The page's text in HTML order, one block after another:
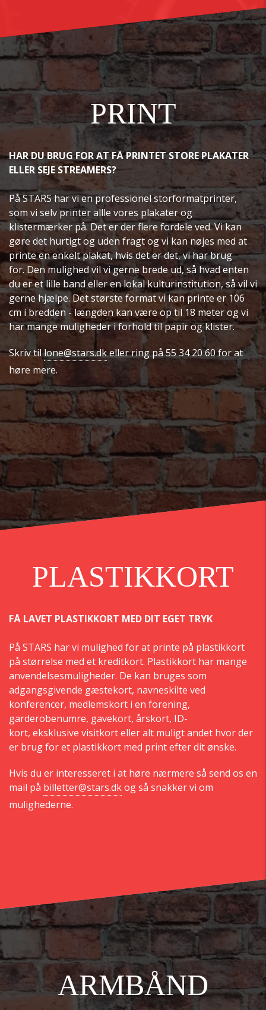
PRINT
HAR DU BRUG FOR AT FÅ PRINTET STORE PLAKATER
ELLER SEJE STREAMERS?
På STARS har vi en professionel storformatprinter,
som vi selv printer allle vores plakater og
klistermærker på. Det er der flere fordele ved. Vi kan
gøre det hurtigt og uden fragt og vi kan nøjes med at
printe en enkelt plakat, hvis det er det, vi har brug
for.Den mulighed vil vi gerne brede ud, så hvad enten
du er et lille band eller en lokal kulturinstitution, så vil vi
gerne hjælpe.Det største format vi kan printe er 106
cm i bredden - længden kan være op til 18 meter og vi
har mange muligheder i forhold til papir og klister.
Skriv tillone@stars.dkeller ring på 55 34 20 60 for at
høre mere.
PLASTIKKORT
FÅ LAVET PLASTIKKORT MED DIT EGET TRYK
På STARS har vi mulighed for at printe på plastikkort
på størrelse med et kreditkort. Plastikkort har mange
anvendelsesmuligheder. De kan bruges som
adgangsgivende gæstekort, navneskilte ved
konferencer, medlemskort i en forening,
garderobenumre, gavekort, årskort, ID-
kort, eksklusive visitkort eller alt muligt andet hvor der
er brug for et plastikkort med print efter dit ønske.
Hvis du er interesseret i at høre nærmere så send os en
mail på billetter@stars.dkog så snakker vi om
mulighederne.
ARMBÅND